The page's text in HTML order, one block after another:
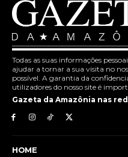
Todas as suas informações
ajudar a tornar a sua visita no
possível. A garantia da
utilizadores do nosso site é
Gazeta da Amazônia nas
HOME